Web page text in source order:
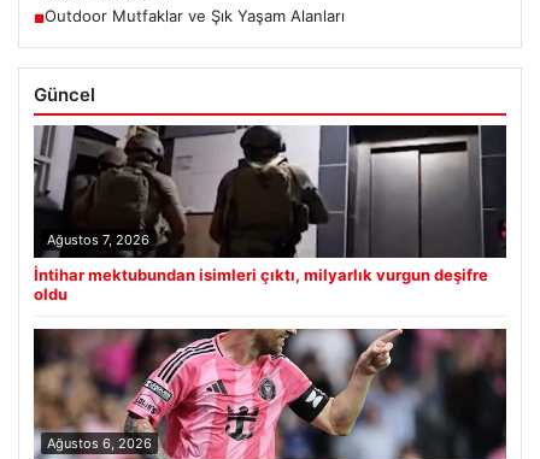
■Outdoor Mutfaklar ve Şık Yaşam Alanları
Güncel
Ağustos 7, 2026
İntihar mektubundan isimleri çıktı, milyarlık vurgun deşifre
oldu
Ağustos 6, 2026